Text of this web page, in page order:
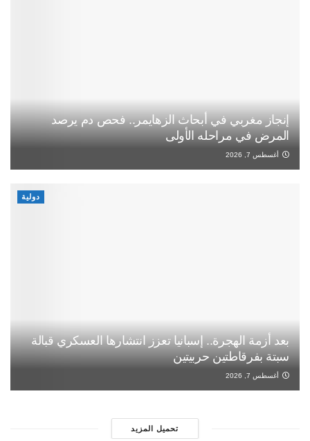
إنجاز مغربي في أبحاث الزهايمر.. فحص دم يرصد
المرض في مراحله الأولى
أغسطس 7, 2026
دولية
بعد أزمة الهجرة.. إسبانيا تعزز انتشارها العسكري قبالة
سبتة بفرقاطتين حربيتين
أغسطس 7, 2026
تحميل المزيد